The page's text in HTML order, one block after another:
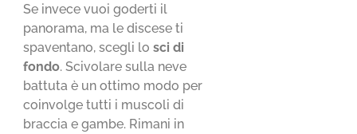
Se invece vuoi goderti il
panorama, ma le discese ti
spaventano, scegli losci di
fondo. Scivolare sulla neve
battuta è un ottimo modo per
coinvolge tutti i muscoli di
braccia e gambe. Rimani in